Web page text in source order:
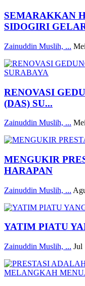
SEMARAKKAN
SIDOGIRI
Zainuddin Muslih, ...
RENOVASI
(DAS) SU...
Zainuddin Muslih, ...
MENGUKIR
HARAPAN
Zainuddin Muslih, ...
YATIM PIATU
Zainuddin Muslih, ... Jul